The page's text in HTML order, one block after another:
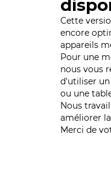
Cette
encore
appareils
Pour une
nous vous
d'utiliser
ou une
Nous
améliorer
Merci de